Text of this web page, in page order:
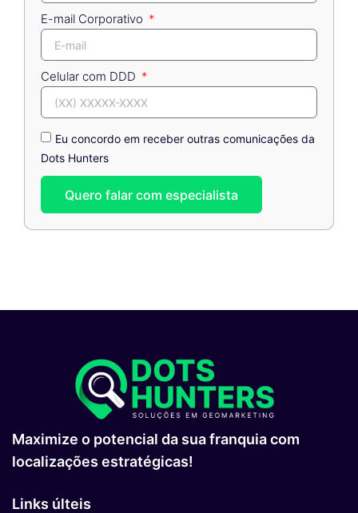
E-mail Corporativo
Celular com DDD
Eu concordo em receber outras comunicações da
Dots Hunters
Quero falar com especialista
Maximize o potencial da sua franquia com
localizações estratégicas!
Links últeis